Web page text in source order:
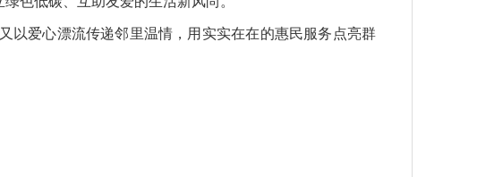
以爱心漂流传递邻里温情，用实实在在的惠民服务点亮群